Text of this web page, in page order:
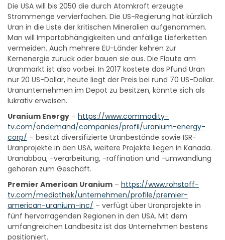
Die USA will bis 2050 die durch Atomkraft erzeugte
Strommenge vervierfachen. Die US-Regierung hat kürzlich
Uran in die Liste der kritischen Mineralien aufgenommen.
Man will Importabhängigkeiten und anfällige Lieferketten
vermeiden. Auch mehrere EU-Länder kehren zur
Kernenergie zurück oder bauen sie aus. Die Flaute am
Uranmarkt ist also vorbei. In 2017 kostete das Pfund Uran
nur 20 US-Dollar, heute liegt der Preis bei rund 70 US-Dollar.
Uranunternehmen im Depot zu besitzen, könnte sich als
lukrativ erweisen.
Uranium Energy – https://www.commodity-
tv.com/ondemand/companies/profil/uranium-energy-
corp/ – besitzt diversifizierte Uranbestände sowie ISR-
Uranprojekte in den USA, weitere Projekte liegen in Kanada.
Uranabbau, -verarbeitung, -raffination und -umwandlung
gehören zum Geschäft.
Premier American Uranium – https://www.rohstoff-
tv.com/mediathek/unternehmen/profile/premier-
american-uranium-inc/ – verfügt über Uranprojekte in
fünf hervorragenden Regionen in den USA. Mit dem
umfangreichen Landbesitz ist das Unternehmen bestens
positioniert.